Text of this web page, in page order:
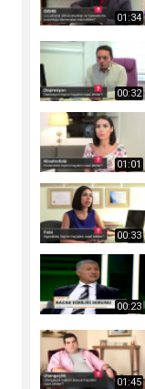
01:34
00:32
01:01
00:33
00:23
01:45